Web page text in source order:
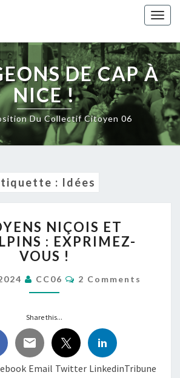
DE CAP À
NICE !
Du Collectif Citoyen 06
: Idées
NIÇOIS
ET
MARALPINS
EXPRIMEZ-
VOUS
NIÇOIS ET
: EXPRIMEZ-
VOUS !
CC06 Comments
2 Comments
Share this...
Email Twitter LinkedinTribune